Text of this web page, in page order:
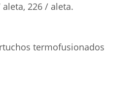
226 / aleta.
termofusionados